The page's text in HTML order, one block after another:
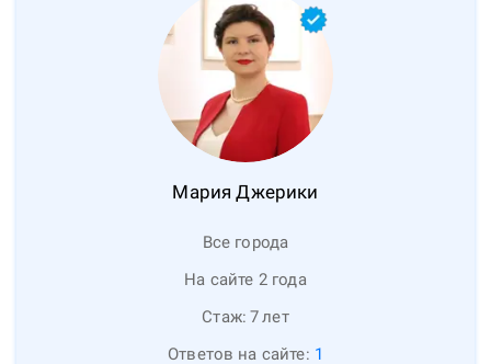
Мария Джерики
Все города
На сайте 2 года
Стаж: 7лет
Ответов на сайте: 1